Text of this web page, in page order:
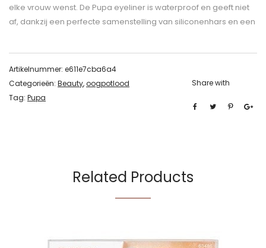
elke vrouw wenst. De Pupa eyeliner is waterproof en geeft niet
af, dankzij een perfecte samenstelling van siliconenhars en een
Artikelnummer: e611e7cba6a4
Categorieën: Beauty,oogpotlood
Tag: Pupa
Share with
Related Products